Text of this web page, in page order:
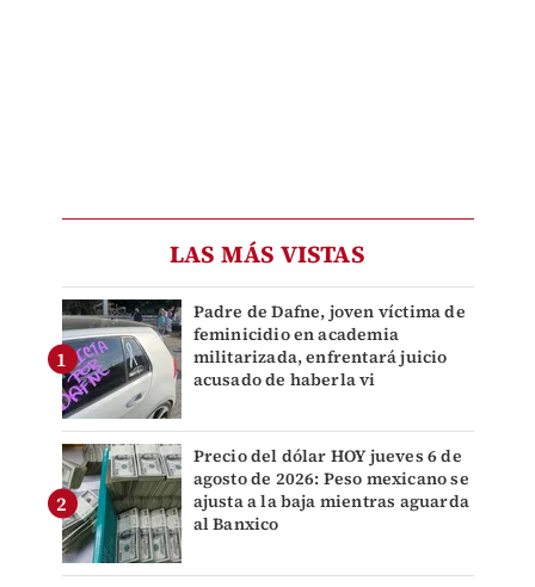
LAS MÁS VISTAS
Padre de Dafne, joven víctima de
feminicidio en academia
militarizada, enfrentará juicio
acusado de haberla vi
Precio del dólar HOY jueves 6 de
agosto de 2026: Peso mexicano se
ajusta a la baja mientras aguarda
al Banxico